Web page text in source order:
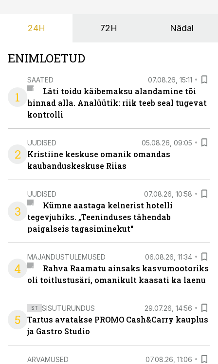
arvestavas lahenduses. Pakendi esikülje märgistuse
eksitamine.
24H 72H Nädal
ENIMLOETUD
1
SAATED 07.08.26, 15:11
Läti toidu käibemaksu alandamine tõi
hinnad alla. Analüütik: riik teeb seal tugevat
kontrolli
2
UUDISED 05.08.26, 09:05
Kristiine keskuse omanik omandas
kaubanduskeskuse Riias
3
UUDISED 07.08.26, 10:58
Kümne aastaga kelnerist hotelli
tegevjuhiks. „Teeninduses tähendab
paigalseis tagasiminekut“
4
MAJANDUSTULEMUSED 06.08.26, 11:34
Rahva Raamatu ainsaks kasvumootoriks
oli toitlustusäri, omanikult kaasati ka laenu
5
ST SISUTURUNDUS 29.07.26, 14:56
Tartus avatakse PROMO Cash&Carry kauplus
ja Gastro Studio
ARVAMUSED 07.08.26, 11:06